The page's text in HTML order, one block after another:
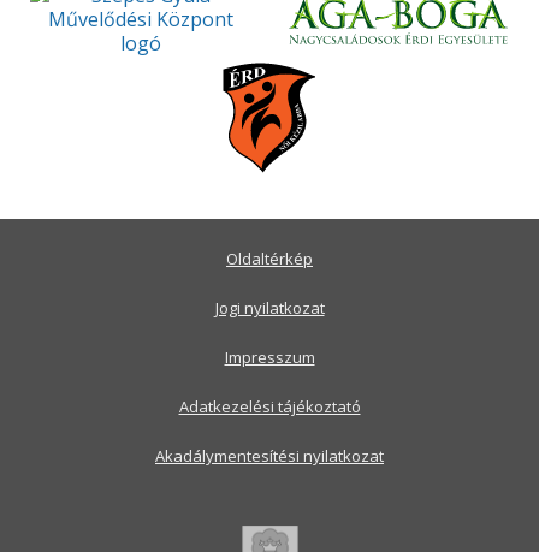
Oldaltérkép
Jogi nyilatkozat
Impresszum
Adatkezelési tájékoztató
Akadálymentesítési nyilatkozat